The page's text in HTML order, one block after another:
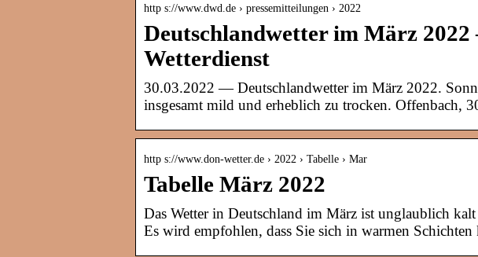
http s://www.dwd.de › pressemitteilungen › 2022
Deutschlandwetter im März 2022
Wetterdienst
30.03.2022 — Deutschlandwetter im März 2022.
insgesamt mild und erheblich zu trocken. Offenbach,
http s://www.don-wetter.de › 2022 › Tabelle › Mar
Tabelle März 2022
Das Wetter in Deutschland im März ist unglaublich
Es wird empfohlen, dass Sie sich in warmen